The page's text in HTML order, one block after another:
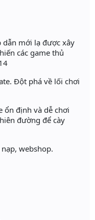
dẫn mới lạ được xây
các game thủ
Đột phá về lối chơi
ổn định và dễ chơi
đường để cày
webshop.